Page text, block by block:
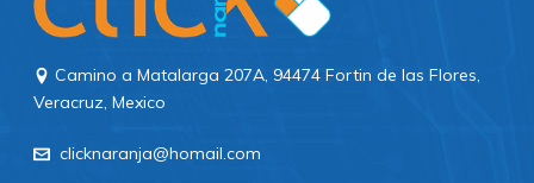
Camino a Matalarga 207A, 94474 Fortin de las Flores,
Veracruz, Mexico
clicknaranja@homail.com